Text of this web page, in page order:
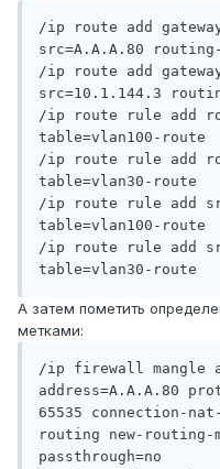
/ip route add
src=A.A.A.80
/ip route add
src=10.1.144.3
/ip route rule add
table=vlan100-route
/ip route rule add
table=vlan30-route
/ip route rule add
table=vlan100-route
/ip route rule add
А затем пометить
метками:
/ip firewall mangle
address=A.A.A.80
65535 connection-
routing new-routing-
passthrough=no